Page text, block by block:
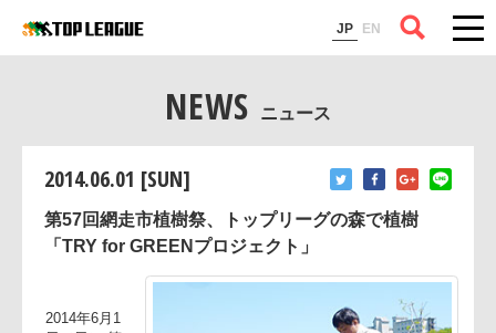
JP EN
コラム
NEWS ニュース
2014.06.01 [SUN]
第57回網走市植樹祭、トップリーグの森で植樹
「TRY for GREENプロジェクト」